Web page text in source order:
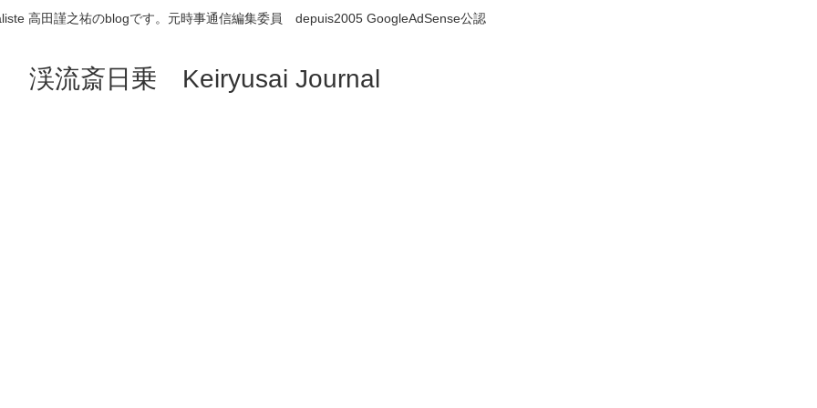
高田謹之祐のblogです。元時事通信編集委員 depuis2005 GoogleAdSense公認
渓流斎日乗 Keiryusai Journal